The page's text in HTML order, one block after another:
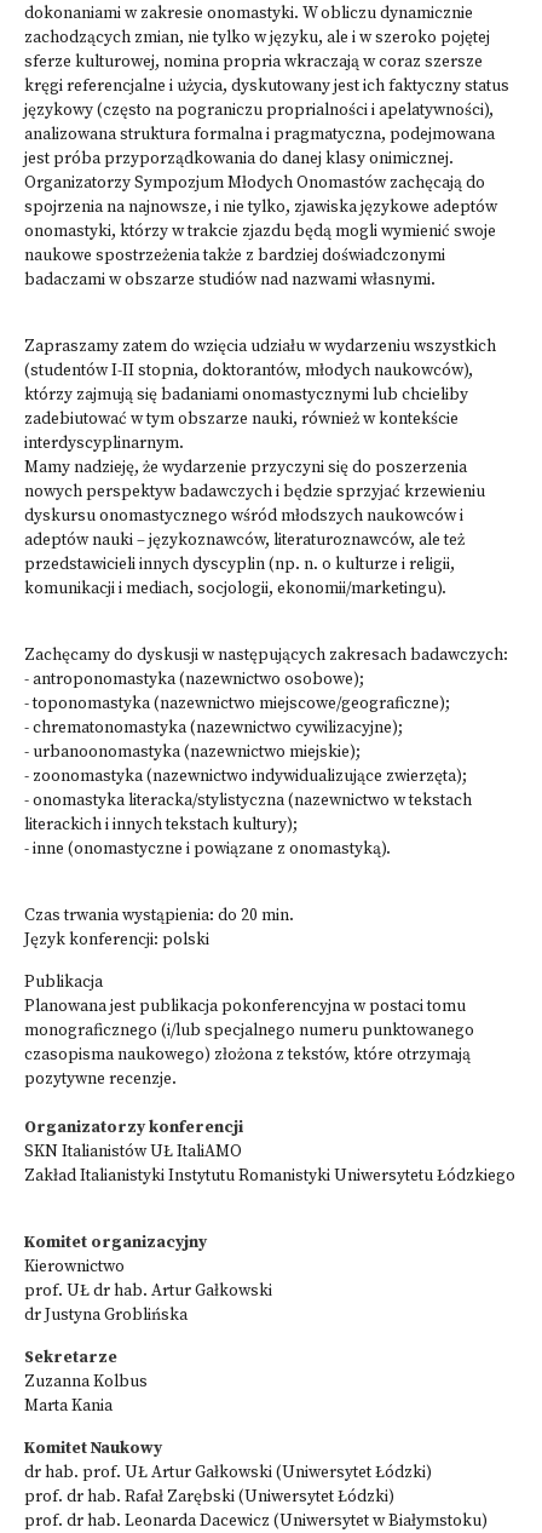
dokonaniami w zakresie onomastyki. W obliczu dynamicznie
zachodzących zmian, nie tylko w języku, ale i w szeroko pojętej
sferze kulturowej, nomina propria wkraczają w coraz szersze
kręgi referencjalne i użycia, dyskutowany jest ich faktyczny status
językowy (często na pograniczu proprialności i apelatywności),
analizowana struktura formalna i pragmatyczna, podejmowana
jest próba przyporządkowania do danej klasy onimicznej.
Organizatorzy Sympozjum Młodych Onomastów zachęcają do
spojrzenia na najnowsze, i nie tylko, zjawiska językowe adeptów
onomastyki, którzy w trakcie zjazdu będą mogli wymienić swoje
naukowe spostrzeżenia także z bardziej doświadczonymi
badaczami w obszarze studiów nad nazwami własnymi.
Zapraszamy zatem do wzięcia udziału w wydarzeniu wszystkich
(studentów I-II stopnia, doktorantów, młodych naukowców),
którzy zajmują się badaniami onomastycznymi lub chcieliby
zadebiutować w tym obszarze nauki, również w kontekście
interdyscyplinarnym.
Mamy nadzieję, że wydarzenie przyczyni się do poszerzenia
nowych perspektyw badawczych i będzie sprzyjać krzewieniu
dyskursu onomastycznego wśród młodszych naukowców i
adeptów nauki – językoznawców, literaturoznawców, ale też
przedstawicieli innych dyscyplin (np. n. o kulturze i religii,
komunikacji i mediach, socjologii, ekonomii/marketingu).
Zachęcamy do dyskusji w następujących zakresach badawczych:
- antroponomastyka (nazewnictwo osobowe);
- toponomastyka (nazewnictwo miejscowe/geograficzne);
- chrematonomastyka (nazewnictwo cywilizacyjne);
- urbanoonomastyka (nazewnictwo miejskie);
- zoonomastyka (nazewnictwo indywidualizujące zwierzęta);
- onomastyka literacka/stylistyczna (nazewnictwo w tekstach
literackich i innych tekstach kultury);
- inne (onomastyczne i powiązane z onomastyką).
Czas trwania wystąpienia: do 20 min.
Język konferencji: polski
Publikacja
Planowana jest publikacja pokonferencyjna w postaci tomu
monograficznego (i/lub specjalnego numeru punktowanego
czasopisma naukowego) złożona z tekstów, które otrzymają
pozytywne recenzje.
Organizatorzy konferencji
SKN Italianistów UŁ ItaliAMO
Zakład Italianistyki Instytutu Romanistyki Uniwersytetu Łódzkiego
Komitet organizacyjny
Kierownictwo
prof. UŁ dr hab. Artur Gałkowski
dr Justyna Groblińska
Sekretarze
Zuzanna Kolbus
Marta Kania
Komitet Naukowy
dr hab. prof. UŁ Artur Gałkowski (Uniwersytet Łódzki)
prof. dr hab. Rafał Zarębski (Uniwersytet Łódzki)
prof. dr hab. Leonarda Dacewicz (Uniwersytet w Białymstoku)